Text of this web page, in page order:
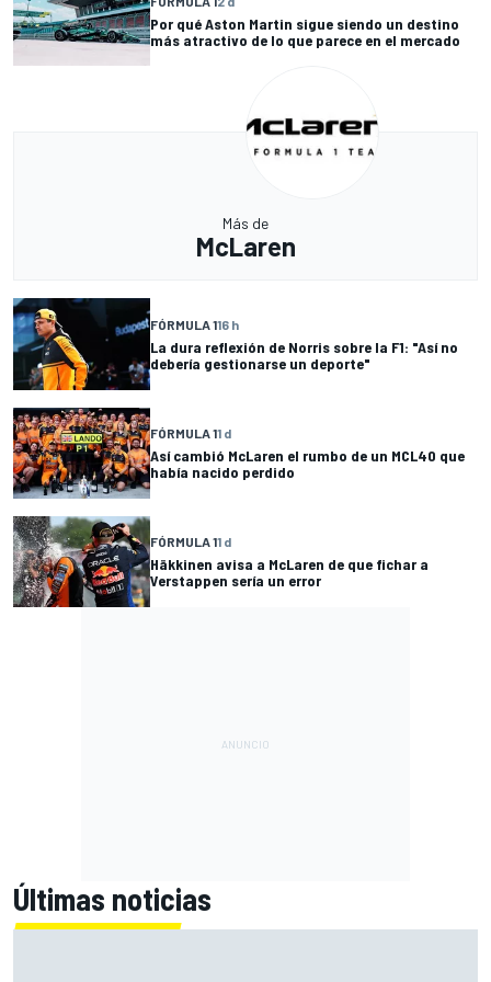
Por qué Aston Martin sigue siendo un destino
más atractivo de lo que parece en el mercado
Más de
McLaren
FÓRMULA 116 h
La dura reflexión de Norris sobre la F1: "Así no
debería gestionarse un deporte"
FÓRMULA 11 d
Así cambió McLaren el rumbo de un MCL40 que
había nacido perdido
FÓRMULA 11 d
Häkkinen avisa a McLaren de que fichar a
Verstappen sería un error
Últimas noticias